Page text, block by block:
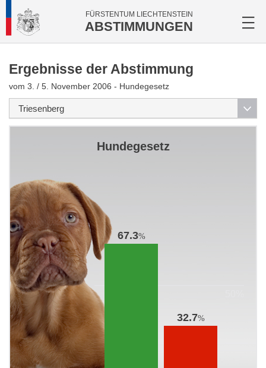
FÜRSTENTUM LIECHTENSTEIN
ABSTIMMUNGEN
Ergebnisse der Abstimmung
vom 3. / 5. November 2006 - Hundegesetz
Hundegesetz
67.3%
32.7%